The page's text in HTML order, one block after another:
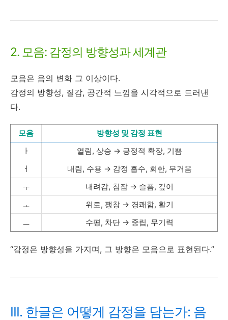
2. 모음: 감정의 방향성과 세계관
모음은 음의 변화 그 이상이다.
감정의 방향성, 질감, 공간적 느낌을 시각적으로 드러낸
다.
모음
방향성 및 감정 표현
ㅏ
열림, 상승 → 긍정적 확장, 기쁨
ㅓ
내림, 수용 → 감정 흡수, 회한, 무거움
ㅜ
내려감, 침잠 → 슬픔, 깊이
ㅗ
위로, 팽창 → 경쾌함, 활기
ㅡ
수평, 차단 → 중립, 무기력
“감정은 방향성을 가지며, 그 방향은 모음으로 표현된다.”
III. 한글은 어떻게 감정을 담는가: 음